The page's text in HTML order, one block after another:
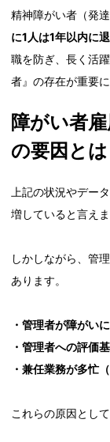
精神障がい者（発
に1人は1年以内に
職を防ぎ、長く活
者』の存在が重要
障がい者
の要因とは
上記の状況やデー
増していると言えま
しかしながら、管
あります。
・管理者が障がい
・管理者への評価
・兼任業務が多忙
これらの原因として